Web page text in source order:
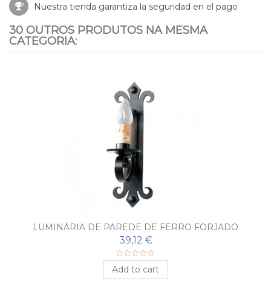
Nuestra tienda garantiza la seguridad en el pago
30 OUTROS PRODUTOS NA MESMA
CATEGORIA:
LUMINÁRIA DE PAREDE DE FERRO FORJADO
MEDINA
39,12 €
Add to cart